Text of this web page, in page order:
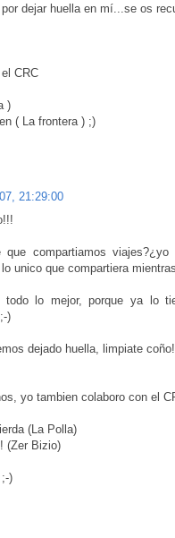
dejar huella en mí...se os
CRC
)
( La frontera ) ;)
21:29:00
compartiamos
unico que compartiera
todo lo mejor, porque ya lo
)
dejado huella, limpiate
yo tambien colaboro con el
(La Polla)
(Zer Bizio)
)